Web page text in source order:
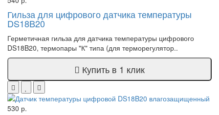
Гильза для цифрового датчика температуры
DS18B20
Герметичная гильза для датчика температуры цифрового
DS18B20, термопары "К" типа (для терморегулятор..
Купить в 1 клик
530 р.